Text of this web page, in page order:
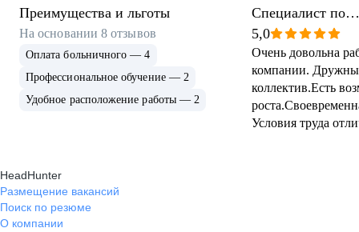
Преимущества и льготы
На основании8 отзывов
Оплата больничного — 4
Профессиональное обучение — 2
Удобное расположение работы — 2
Специалист по
сопровождению
автотранспорта
5,0
Очень довольна
компании.
коллектив.Есть
Условия труда
HeadHunter
Размещение вакансий
Поиск по резюме
О компании